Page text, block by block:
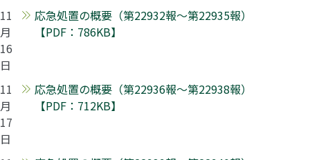
11
月
16
日
応急処置の概要（第22932報～第22935報）
【PDF：786KB】
11
月
17
日
応急処置の概要（第22936報～第22938報）
【PDF：712KB】